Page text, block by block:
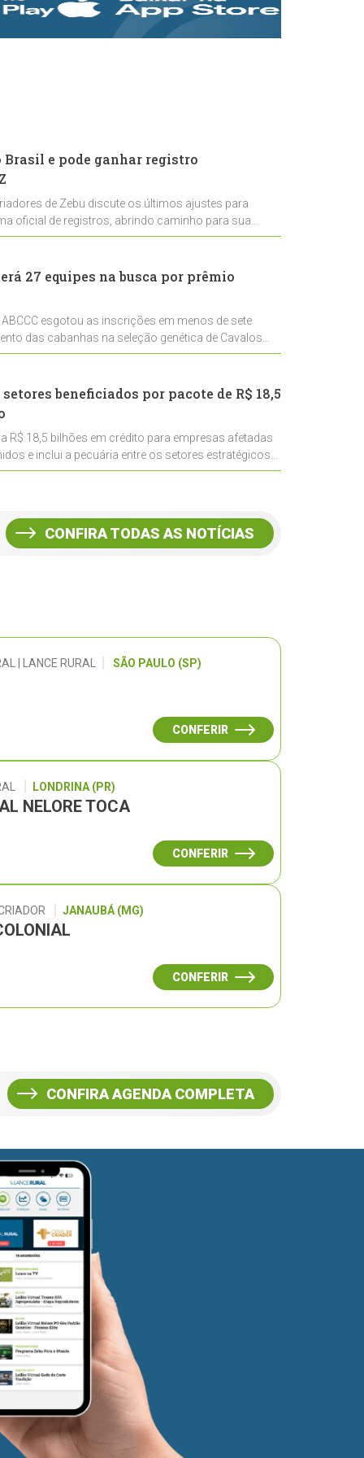
rastreabilidade e
rigor técnico para
Brasil e pode ganhar registro
de Zebu discute os últimos ajustes para
oficial de registros, abrindo caminho para sua
27 equipes na busca por prêmio
esgotou as inscrições em menos de sete
das cabanhas na seleção genética de Cavalos
beneficiados por pacote de R$ 18,5
R$ 18,5 bilhões em crédito para empresas afetadas
e inclui a pecuária entre os setores estratégicos
CONFIRA TODAS AS NOTÍCIAS
| LANCE RURAL SÃO PAULO (SP)
CONFERIR
LONDRINA (PR)
NELORE TOCA
CONFERIR
JANAUBÁ (MG)
CONFERIR
CONFIRA AGENDA COMPLETA